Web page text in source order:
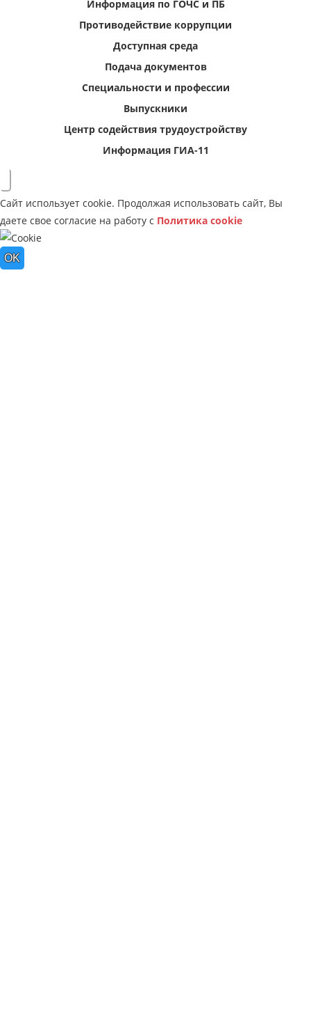
Информация по ГОЧС и ПБ
Противодействие коррупции
Доступная среда
Подача документов
Специальности и профессии
Выпускники
Центр содействия трудоустройству
Информация ГИА-11
Сайт использует cookie. Продолжая использовать сайт, Вы
даете свое согласие на работу с Политика cookie
OK